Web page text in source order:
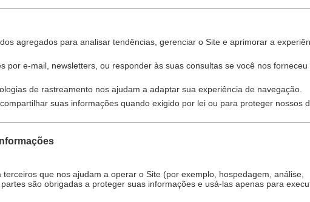
agregados para analisar tendências, gerenciar o Site e aprimorar a
por e-mail, newsletters, ou responder às suas consultas se você nos forneceu
de rastreamento nos ajudam a adaptar sua experiência de navegação.
suas informações quando exigido por lei ou para proteger nossos
que nos ajudam a operar o Site (por exemplo, hospedagem, análise,
são obrigadas a proteger suas informações e usá-las apenas para